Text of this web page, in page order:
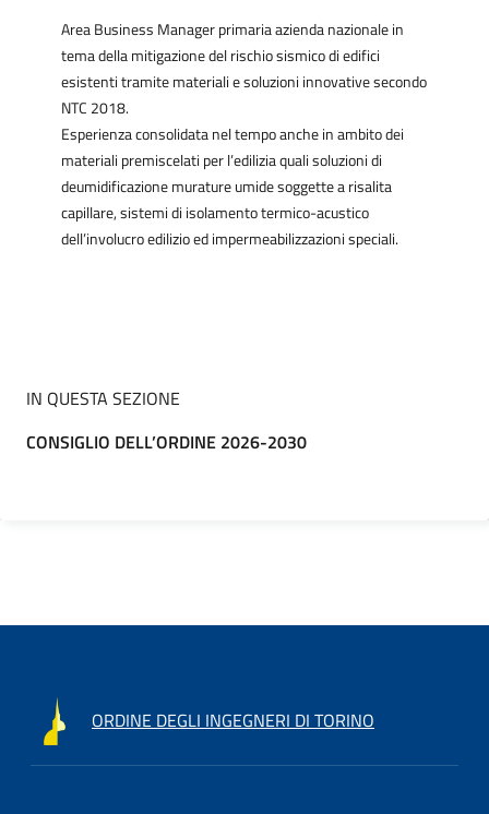
Area Business Manager primaria azienda nazionale in
tema della mitigazione del rischio sismico di edifici
esistenti tramite materiali e soluzioni innovative secondo
NTC 2018.
Esperienza consolidata nel tempo anche in ambito dei
materiali premiscelati per l’edilizia quali soluzioni di
deumidificazione murature umide soggette a risalita
capillare, sistemi di isolamento termico-acustico
dell’involucro edilizio ed impermeabilizzazioni speciali.
IN QUESTA SEZIONE
CONSIGLIO DELL’ORDINE 2026-2030
ORDINE DEGLI INGEGNERI DI TORINO